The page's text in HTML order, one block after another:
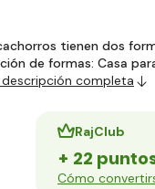
tienen dos
de formas: Casa
completa
RajClub
+ 22
Cómo